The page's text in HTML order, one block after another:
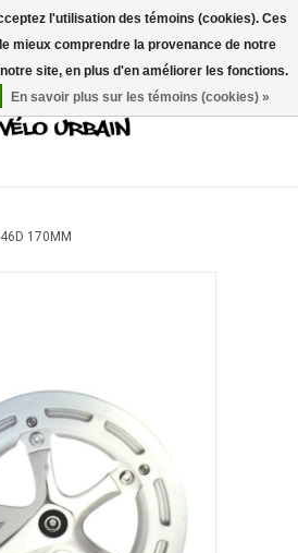
0 Articles - 0,00$CA
46D 170MM
l'utilisation des témoins (cookies). Ces
mieux comprendre la provenance de notre
site, en plus d'en améliorer les fonctions.
En savoir plus sur les témoins (cookies) »